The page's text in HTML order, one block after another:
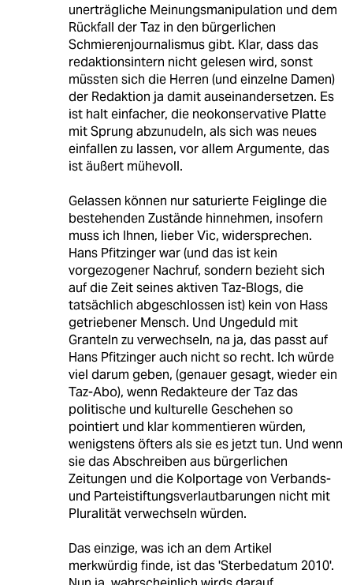
unerträgliche Meinungsmanipulation und dem
Rückfall der Taz in den bürgerlichen
Schmierenjournalismus gibt. Klar, dass das
redaktionsintern nicht gelesen wird, sonst
müssten sich die Herren (und einzelne Damen)
der Redaktion ja damit auseinandersetzen. Es
ist halt einfacher, die neokonservative Platte
mit Sprung abzunudeln, als sich was neues
einfallen zu lassen, vor allem Argumente, das
ist äußert mühevoll.
Gelassen können nur saturierte Feiglinge die
bestehenden Zustände hinnehmen, insofern
muss ich Ihnen, lieber Vic, widersprechen.
Hans Pfitzinger war (und das ist kein
vorgezogener Nachruf, sondern bezieht sich
auf die Zeit seines aktiven Taz-Blogs, die
tatsächlich abgeschlossen ist) kein von Hass
getriebener Mensch. Und Ungeduld mit
Granteln zu verwechseln, na ja, das passt auf
Hans Pfitzinger auch nicht so recht. Ich würde
viel darum geben, (genauer gesagt, wieder ein
Taz-Abo), wenn Redakteure der Taz das
politische und kulturelle Geschehen so
pointiert und klar kommentieren würden,
wenigstens öfters als sie es jetzt tun. Und wenn
sie das Abschreiben aus bürgerlichen
Zeitungen und die Kolportage von Verbands-
und Parteistiftungsverlautbarungen nicht mit
Pluralität verwechseln würden.
Das einzige, was ich an dem Artikel
merkwürdig finde, ist das 'Sterbedatum 2010'.